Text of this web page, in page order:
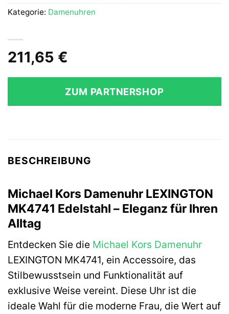
211,65 €
ZUM PARTNERSHOP
Kategorie: Damenuhren
BESCHREIBUNG
Michael Kors Damenuhr LEXINGTON
MK4741 Edelstahl – Eleganz für Ihren
Alltag
Entdecken Sie die Michael Kors Damenuhr
LEXINGTON MK4741, ein Accessoire, das
Stilbewusstsein und Funktionalität auf
exklusive Weise vereint. Diese Uhr ist die
ideale Wahl für die moderne Frau, die Wert auf